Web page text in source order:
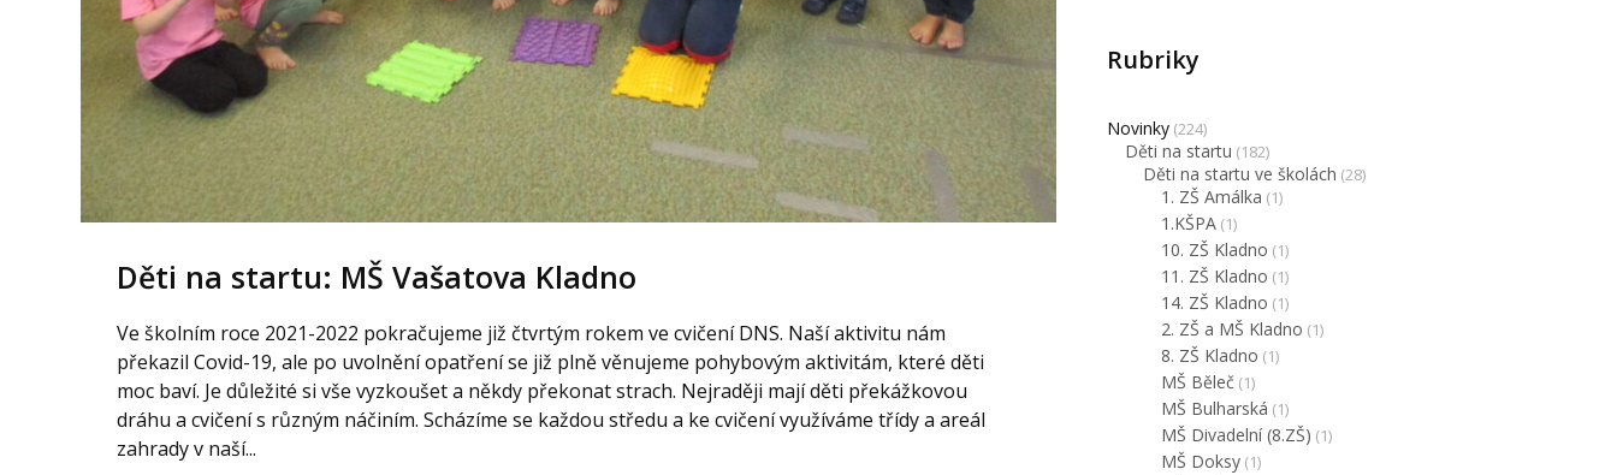
Děti na startu: MŠ Vašatova Kladno
Ve školním roce 2021-2022 pokračujeme již čtvrtým rokem ve cvičení DNS. Naší aktivitu nám
překazil Covid-19, ale po uvolnění opatření se již plně věnujeme pohybovým aktivitám, které děti
moc baví. Je důležité si vše vyzkoušet a někdy překonat strach. Nejraději mají děti překážkovou
dráhu a cvičení s různým náčiním. Scházíme se každou středu a ke cvičení využíváme třídy a areál
zahrady v naší...
Rubriky
Novinky(224)
Děti na startu (182)
Děti na startu ve školách (28)
1. ZŠ Amálka (1)
1.KŠPA(1)
10. ZŠ Kladno (1)
11. ZŠ Kladno (1)
14. ZŠ Kladno (1)
2. ZŠ a MŠ Kladno (1)
8. ZŠ Kladno (1)
MŠ Běleč (1)
MŠ Bulharská (1)
MŠ Divadelní (8.ZŠ) (1)
MŠ Doksy(1)